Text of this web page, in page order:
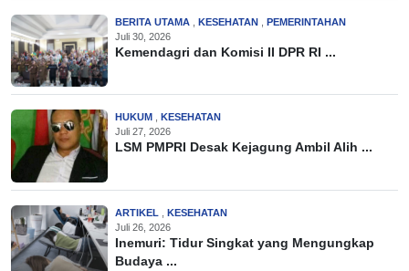
BERITA UTAMA KESEHATAN
PEMERINTAHAN
Juli 30, 2026
Kemendagri dan Komisi II DPR RI ...
HUKUM
KESEHATAN
Juli 27, 2026
LSM PMPRI Desak Kejagung Ambil Alih ...
ARTIKEL
KESEHATAN
Juli 26, 2026
Inemuri: Tidur Singkat yang Mengungkap
Budaya ...